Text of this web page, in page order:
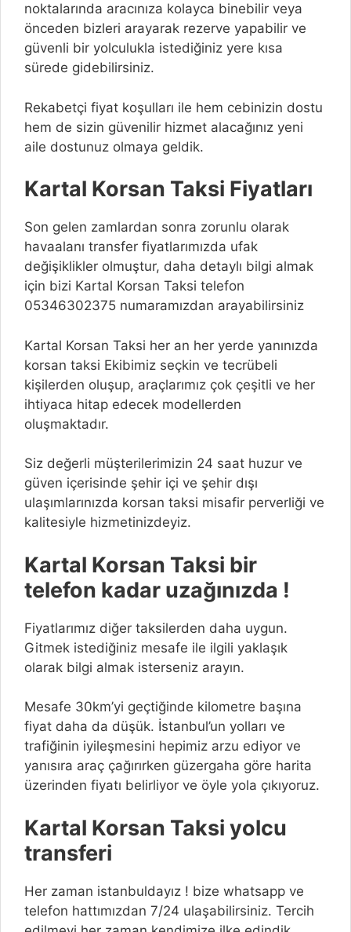
noktalarında aracınıza kolayca binebilir veya
önceden bizleri arayarak rezerve yapabilir ve
güvenli bir yolculukla istediğiniz yere kısa
sürede gidebilirsiniz.
Rekabetçi fiyat koşulları ile hem cebinizin dostu
hem de sizin güvenilir hizmet alacağınız yeni
aile dostunuz olmaya geldik.
Kartal Korsan Taksi Fiyatları
Son gelen zamlardan sonra zorunlu olarak
havaalanı transfer fiyatlarımızda ufak
değişiklikler olmuştur, daha detaylı bilgi almak
için bizi Kartal Korsan Taksi telefon
05346302375 numaramızdan arayabilirsiniz
Kartal Korsan Taksi her an her yerde yanınızda
korsan taksi Ekibimiz seçkin ve tecrübeli
kişilerden oluşup, araçlarımız çok çeşitli ve her
ihtiyaca hitap edecek modellerden
oluşmaktadır.
Siz değerli müşterilerimizin 24 saat huzur ve
güven içerisinde şehir içi ve şehir dışı
ulaşımlarınızda korsan taksi misafir perverliği ve
kalitesiyle hizmetinizdeyiz.
Kartal Korsan Taksi bir
telefon kadar uzağınızda !
Fiyatlarımız diğer taksilerden daha uygun.
Gitmek istediğiniz mesafe ile ilgili yaklaşık
olarak bilgi almak isterseniz arayın.
Mesafe 30km’yi geçtiğinde kilometre başına
fiyat daha da düşük. İstanbul’un yolları ve
trafiğinin iyileşmesini hepimiz arzu ediyor ve
yanısıra araç çağırırken güzergaha göre harita
üzerinden fiyatı belirliyor ve öyle yola çıkıyoruz.
Kartal Korsan Taksi yolcu
transferi
Her zaman istanbuldayız ! bize whatsapp ve
telefon hattımızdan 7/24 ulaşabilirsiniz. Tercih